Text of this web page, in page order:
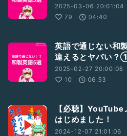
2025-03-06 20:01:04
79
04:40
英語で通じない和
違えるとヤバい
2025-02-27 20:00:08
10
06:53
【必聴】
はじめました！
2024-12-07 21:01:06